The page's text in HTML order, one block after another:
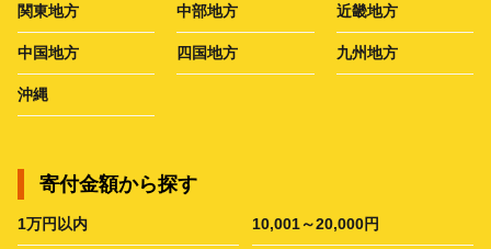
関東地方 中部地方 近畿地方
中国地方 四国地方 九州地方
沖縄
寄付金額から探す
1万円以内 10,001～20,000円